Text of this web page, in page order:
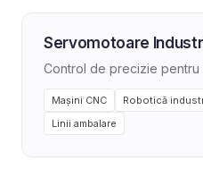
Servomotoare
Control de precizie pentru
Mașini CNC
Robotică
Linii ambalare